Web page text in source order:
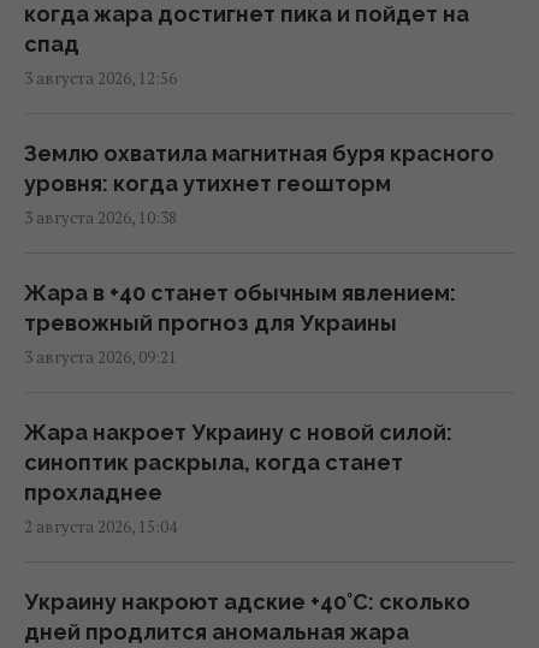
Несмотря на сомнения Трампа: США
продолжают переговоры с Украиной по
Patriot, - Reuters
Дроны поразили крупный склад
Wildberries в Тульской области: вспыхнул
09:45 среда, 05 августа 2026
Возле гольф-клуба Трампа задержали
записками", – Politico
09:01 среда, 05 августа 2026
На Дунае из-за засухи из-под воды
боеприпасами
08:20 среда, 05 августа 2026
когда жара достигнет пика и пойдет на
спад
3 августа 2026, 12:56
Землю охватила магнитная буря красного
уровня: когда утихнет геошторм
3 августа 2026, 10:38
Жара в +40 станет обычным явлением:
тревожный прогноз для Украины
3 августа 2026, 09:21
Жара накроет Украину с новой силой:
синоптик раскрыла, когда станет
прохладнее
2 августа 2026, 15:04
Украину накроют адские +40°C: сколько
дней продлится аномальная жара